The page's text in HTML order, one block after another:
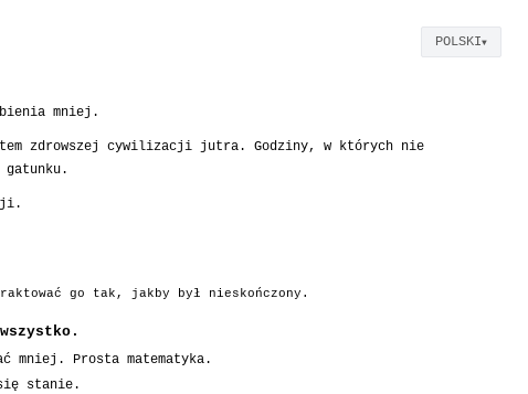
POLSKI▼
mniej.
zdrowszej cywilizacji jutra. Godziny, w których nie
gatunku.
go tak, jakby był nieskończony.
mniej. Prosta matematyka.
stanie.